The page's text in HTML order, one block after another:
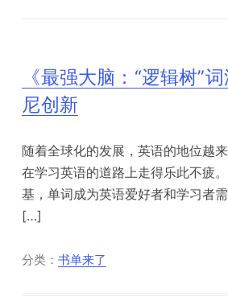
《最强大脑：“逻辑树”
尼创新
随着全球化的发展，英语的地位越
在学习英语的道路上走得乐此不疲
基，单词成为英语爱好者和学习者
[…]
分类：书单来了